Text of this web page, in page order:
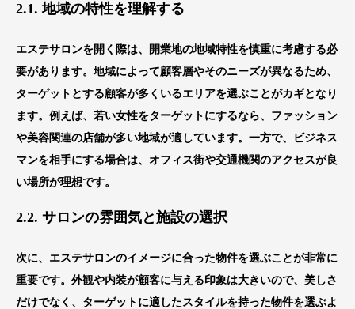
2.1. 地域の特性を理解する
エステサロンを開く際は、開業地の地域特性を慎重に考慮する必
要があります。地域によって顧客層やそのニーズが異なるため、
ターゲットとする顧客が多くいるエリアを選ぶことがカギとなり
ます。例えば、若い女性をターゲットにするなら、ファッション
や美容関連の店舗が多い地域が適しています。一方で、ビジネス
マンを相手にする場合は、オフィス街や交通機関のアクセスが良
い場所が理想です。
2.2. サロンの雰囲気と施設の選択
次に、エステサロンのイメージに合った物件を選ぶことが非常に
重要です。外観や内装が顧客に与える印象は大きいので、美しさ
だけでなく、ターゲットに適したスタイルを持った物件を選ぶよ